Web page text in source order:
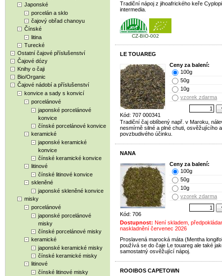
Japonské
porcelán a sklo
čajový obřad chanoyu
Čínské
litina
Turecké
Ostatní čajové příslušenství
Čajové dózy
Knihy o čaji
Bio/Organic
Čajové nádobí a příslušenství
konvice a sady s konvicí
porcelánové
japonské porcelánové
konvice
čínské porcelánové konvice
keramické
japonské keramické
konvice
čínské keramické konvice
litinové
čínské litinové konvice
skleněné
japonské skleněné konvice
misky
porcelánové
japonské porcelánové
misky
čínské porcelánové misky
keramické
japonské keramické misky
čínské keramické misky
litinové
čínské litinové misky
Tradiční nápoj z jihoafrického keře
intermedia.
CZ-BIO-002
LE TOUAREG
Kód: 707 000341
Ceny za balení:
100g
50g
10g
vzorek zdarma
Tradiční čaj oblíbený např. v Maroku,
nesmírně silné a plné chuti, osvěžujícího a
povzbudivého účinku.
NANA
Kód: 706
Ceny za balení:
100g
50g
10g
vzorek zdarma
Dostupnost: Není skladem,
naskladnění červenec 2026
Proslavená marocká máta (Mentha
používá se do čaje Le touareg ale také
samostatný osvěžující nápoj.
ROOIBOS CAPETOWN